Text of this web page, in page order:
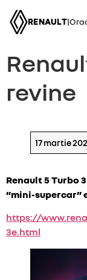
RENAULT|
revine
17 martie
Renault 5 Turbo
“mini-supercar”
https://
3e.html